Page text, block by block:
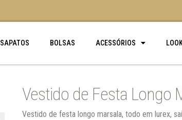
SAPATOS BOLSAS ACESSÓRIOS
Vestido de Festa Longo
Vestido de festa longo marsala, todo em lurex,